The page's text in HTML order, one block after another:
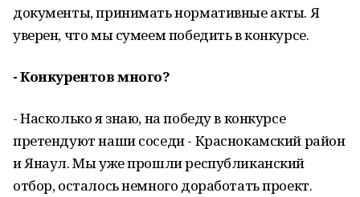
документы, принимать нормативные акты. Я
уверен, что мы сумеем победить в конкурсе.
- Конкурентов много?
- Насколько я знаю, на победу в конкурсе
претендуют наши соседи - Краснокамский район
и Янаул. Мы уже прошли республиканский
отбор, осталось немного доработать проект.